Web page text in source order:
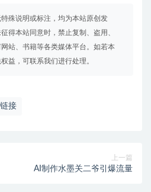
殊说明或标注，均为本站原创发
得本站同意时，禁止复制、盗用、
站、书籍等各类媒体平台。如若本
益，可联系我们进行处理。
链接
上一篇
AI制作水墨关二爷引爆流量